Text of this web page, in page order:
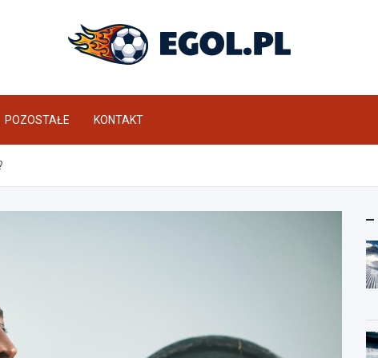
eGol.pl
POZOSTAŁE KONTAKT